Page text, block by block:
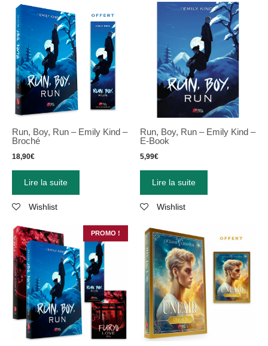
Run, Boy, Run – Emily Kind –
Broché
18,90€
Lire la suite
Wishlist
Run, Boy, Run – Emily Kind –
E-Book
5,99€
Lire la suite
Wishlist
PROMO !